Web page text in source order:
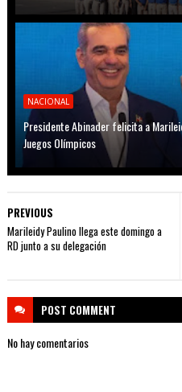
NACIONAL
Presidente Abinader felicita a
Juegos Olímpicos
PREVIOUS
Marileidy Paulino llega este domingo a
RD junto a su delegación
POST COMMENT
No hay comentarios